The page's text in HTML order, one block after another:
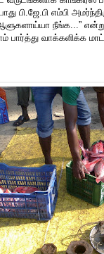
பி.ஜே.பி எம்பி
நீங்க...”
பார்த்து வாக்களிக்க